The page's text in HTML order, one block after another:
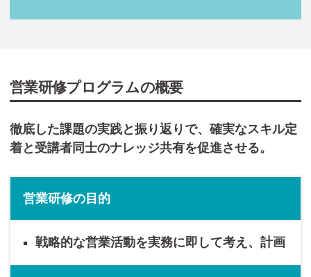
営業研修プログラムの概要
徹底した課題の実践と振り返りで、確実なスキル定
着と受講者同士のナレッジ共有を促進させる。
営業研修の目的
戦略的な営業活動を実務に即して考え、計画